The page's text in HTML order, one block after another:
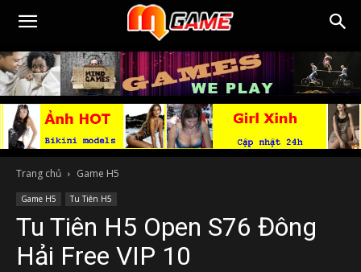
Trang chủ Game H5
Game H5 Tu Tiên H5
Tu Tiên H5 Open S76 Đông
Hải Free VIP 10